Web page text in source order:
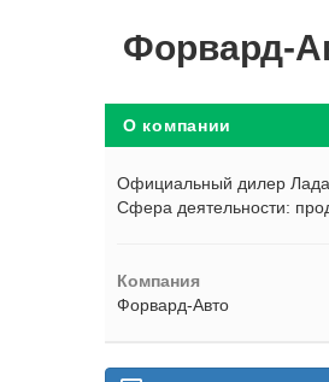
Форвард-
О компании
Официальный дилер Лада
Сфера деятельности:
Компания
Форвард-Авто